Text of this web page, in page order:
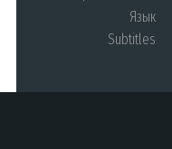
Язык
Subtitles